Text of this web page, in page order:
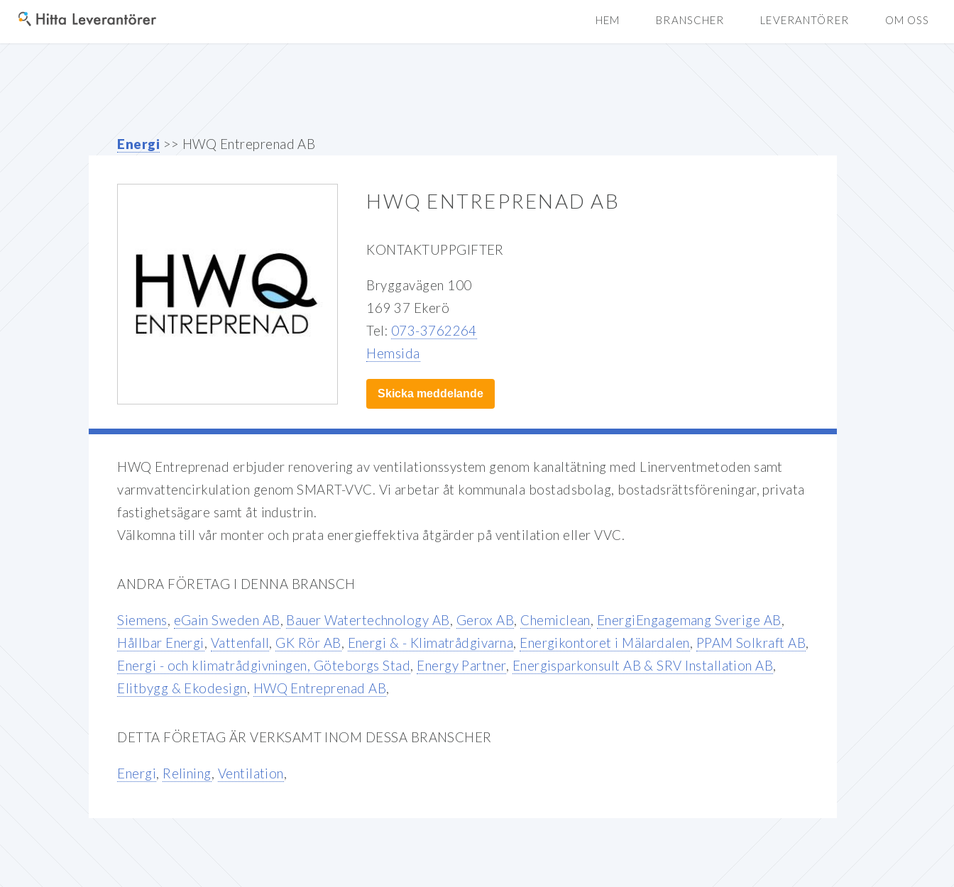
HEM BRANSCHER LEVERANTÖRER OM OSS
Energi >> HWQ Entreprenad AB
HWQ ENTREPRENAD AB
KONTAKTUPPGIFTER
Bryggavägen 100
169 37 Ekerö
Tel: 073-3762264
Hemsida
Skicka meddelande
HWQ Entreprenad erbjuder renovering av ventilationssystem genom kanaltätning med Linerventmetoden samt
varmvattencirkulation genom SMART-VVC. Vi arbetar åt kommunala bostadsbolag, bostadsrättsföreningar, privata
fastighetsägare samt åt industrin.
Välkomna till vår monter och prata energieffektiva åtgärder på ventilation eller VVC.
ANDRA FÖRETAG I DENNA BRANSCH
Siemens, eGain Sweden AB, Bauer Watertechnology AB, Gerox AB, Chemiclean, EnergiEngagemang Sverige AB,
Hållbar Energi, Vattenfall, GK Rör AB, Energi & - Klimatrådgivarna, Energikontoret i Mälardalen, PPAM Solkraft AB,
Energi - och klimatrådgivningen, Göteborgs Stad, Energy Partner, Energisparkonsult AB & SRV Installation AB,
Elitbygg & Ekodesign, HWQ Entreprenad AB,
DETTA FÖRETAG ÄR VERKSAMT INOM DESSA BRANSCHER
Energi, Relining, Ventilation,